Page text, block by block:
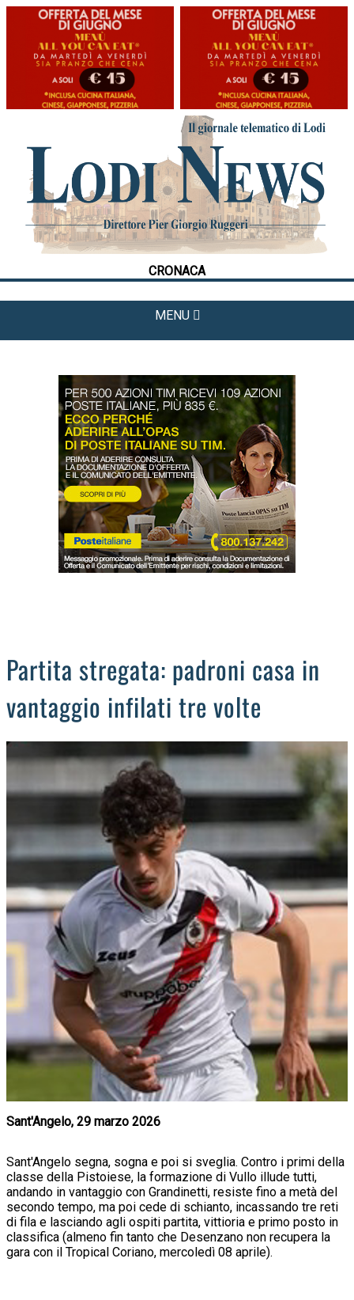
CRONACA
MENU
HOME
CRONACA
POLITICA
LA FOTO
METEO
CULTURA
DAL TERRITORIO
OROSCOPO
LA PIAZZA
ANIMALI
OCCHIO ALLA TRUFFA
NECROLOGI
Partita stregata: padroni casa in
vantaggio infilati tre volte
Sant'Angelo, 29 marzo 2026
Sant'Angelo segna, sogna e poi si sveglia. Contro i primi della
classe della Pistoiese, la formazione di Vullo illude tutti,
andando in vantaggio con Grandinetti, resiste fino a metà del
secondo tempo, ma poi cede di schianto, incassando tre reti
di fila e lasciando agli ospiti partita, vittioria e primo posto in
classifica (almeno fin tanto che Desenzano non recupera la
gara con il Tropical Coriano, mercoledì 08 aprile).